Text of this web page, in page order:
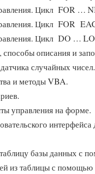
Цикл FOR …
Цикл FOR
Цикл DO …
описания и
случайных чисел.
и методы VBA.
управления на форме.
базы данных с
из таблицы с